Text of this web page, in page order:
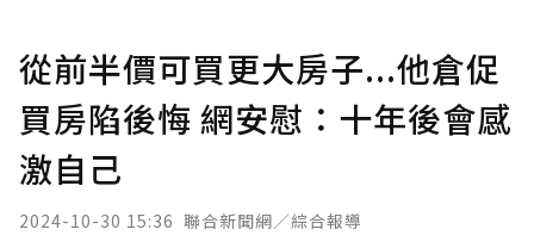
從前半價可買更大房子...他倉促
買房陷後悔 網安慰：十年後會感
激自己
2024-10-30 15:36 聯合新聞網／綜合報導